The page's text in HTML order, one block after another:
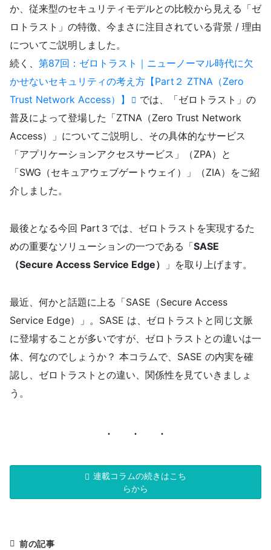
か、従来型のセキュリティモデルとの比較から見える「ゼ
ロトラスト」の特徴、今まさに注目されている背景 / 理由
についてご説明しました。
続く、 第87回：ゼロトラスト｜ニューノーマル時代に欠
かせないセキュリティの考え方【Part２ ZTNA（Zero
Trust Network Access）】
では、「ゼロトラスト」の
普及によって登場した「ZTNA（Zero Trust Network
Access）」についてご説明し、その具体的なサービス
「アプリケーションアクセスサービス」（ZPA）と
「SWG（セキュアウェブゲートウェイ）」（ZIA）をご紹
介しました。
最後となる今回 Part３では、ゼロトラストを実現するた
めの重要なソリューションの一つである「SASE
（Secure Access Service Edge）
」を取り上げます。
最近、何かと話題に上る「SASE（Secure Access
Service Edge）」。SASE は、ゼロトラストと同じ文脈
に登場することが多いですが、ゼロトラストとの違いは一
体、何なのでしょうか？ 本コラムで、SASE の内実を確
認し、ゼロトラストとの違い、関係性を見ていきましょ
う。
連載コラムの続きはこち
らから
前の記事